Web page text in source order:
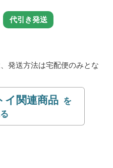
発送方法は宅配便のみとな
イ関連商品